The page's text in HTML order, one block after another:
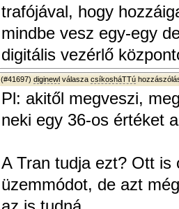
trafójával, hogy
mindbe vesz egy-egy
digitális vezérlő
(#41697) diginewl válasza csíkosháTTú
Pl: akitől megveszi,
neki egy 36-os értéket
A Tran tudja ezt? Ott is
üzemmódot, de azt